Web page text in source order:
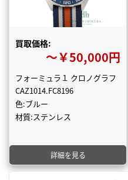
買取価格:
〜￥50,000円
フォーミュラ１ クロノグラフ
CAZ1014.FC8196
色:ブルー
材質:ステンレス
詳細を見る